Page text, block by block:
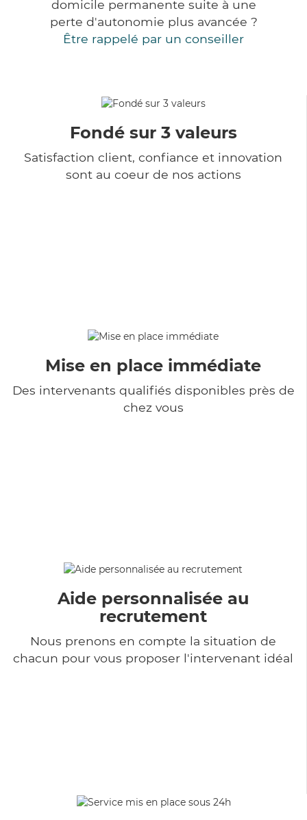
domicile permanente suite à une
perte d'autonomie plus avancée ?
Être rappelé par un conseiller
Fondé sur 3 valeurs
Satisfaction client, confiance et innovation
sont au coeur de nos actions
Mise en place immédiate
Des intervenants qualifiés disponibles près de
chez vous
Aide personnalisée au
recrutement
Nous prenons en compte la situation de
chacun pour vous proposer l'intervenant idéal